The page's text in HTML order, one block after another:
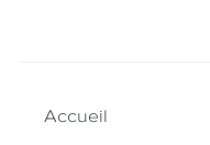
navigation
Accueil